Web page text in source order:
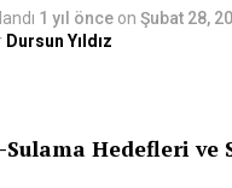
1 yıl önce on Şubat 28,
Dursun Yıldız
Sulama Hedefleri ve